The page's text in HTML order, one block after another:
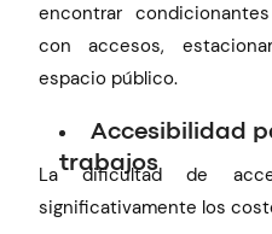
encontrar
con accesos,
espacio público.
Accesibilidad
trabajos
La dificultad de
significativamente los